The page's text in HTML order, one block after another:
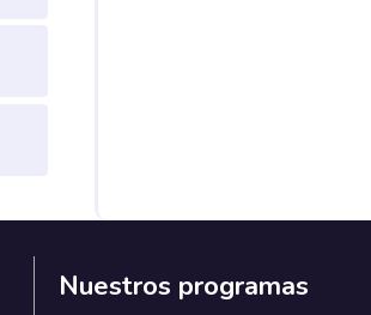
Nuestros programas